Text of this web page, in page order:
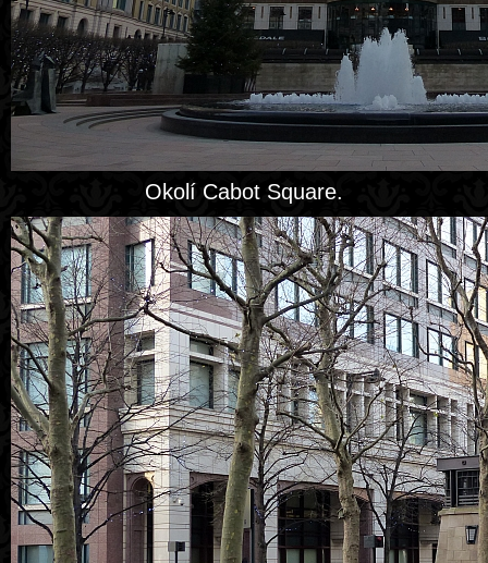
Okolí Cabot Square.